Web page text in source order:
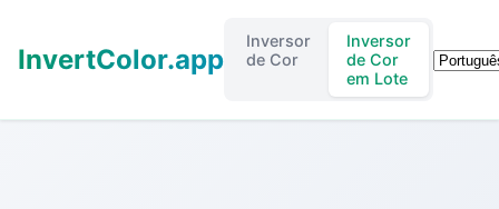
InvertColor.app
Inversor
de Cor
Inversor
de Cor
em Lote
Idioma